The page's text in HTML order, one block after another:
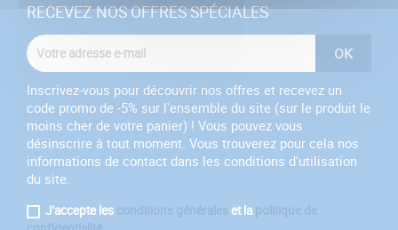
RECEVEZ NOS OFFRES SPÉCIALES
Inscrivez-vous pour découvrir nos offres et recevez un
code promo de -5% sur l'ensemble du site (sur le produit le
moins cher de votre panier) ! Vous pouvez vous
désinscrire à tout moment. Vous trouverez pour cela nos
informations de contact dans les conditions d'utilisation
du site.
J'accepte les et la